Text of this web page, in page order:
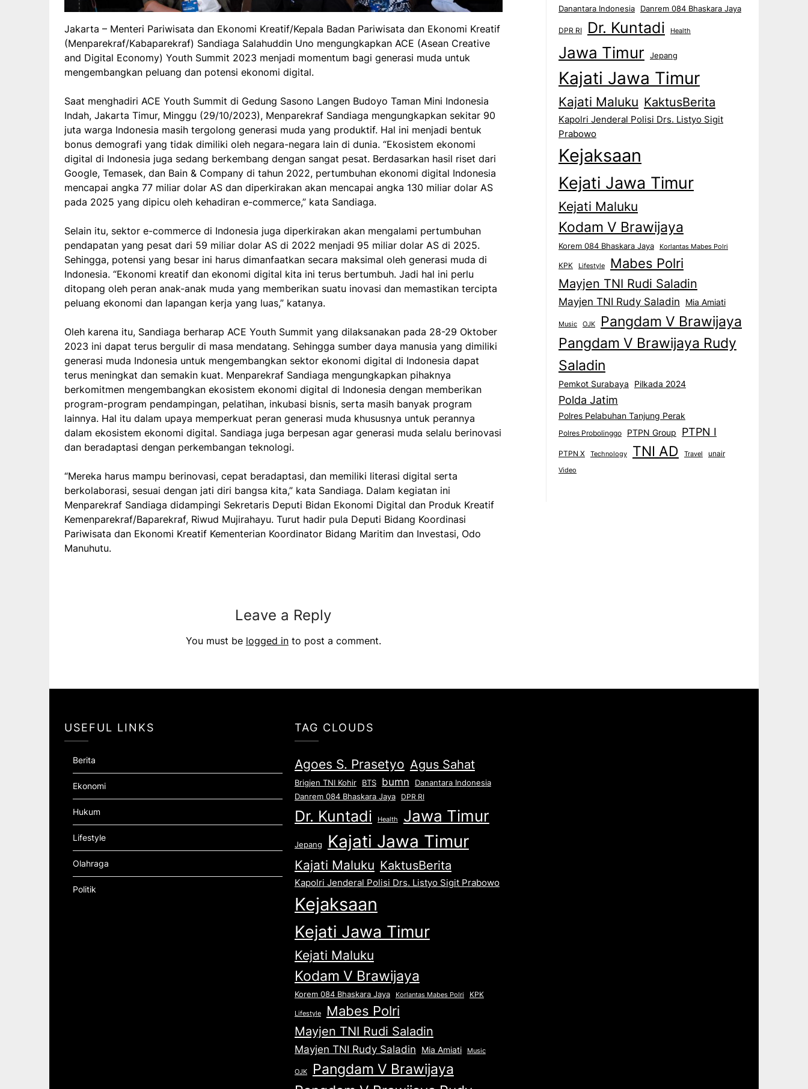
Jakarta – Menteri Pariwisata dan Ekonomi Kreatif/Kepala Badan Pariwisata dan Ekonomi Kreatif
(Menparekraf/Kabaparekraf) Sandiaga Salahuddin Uno mengungkapkan ACE (Asean Creative
and Digital Economy) Youth Summit 2023 menjadi momentum bagi generasi muda untuk
mengembangkan peluang dan potensi ekonomi digital.
Saat menghadiri ACE Youth Summit di Gedung Sasono Langen Budoyo Taman Mini Indonesia
Indah, Jakarta Timur, Minggu (29/10/2023), Menparekraf Sandiaga mengungkapkan sekitar 90
juta warga Indonesia masih tergolong generasi muda yang produktif. Hal ini menjadi bentuk
bonus demografi yang tidak dimiliki oleh negara-negara lain di dunia. “Ekosistem ekonomi
digital di Indonesia juga sedang berkembang dengan sangat pesat. Berdasarkan hasil riset dari
Google, Temasek, dan Bain & Company di tahun 2022, pertumbuhan ekonomi digital Indonesia
mencapai angka 77 miliar dolar AS dan diperkirakan akan mencapai angka 130 miliar dolar AS
pada 2025 yang dipicu oleh kehadiran e-commerce,” kata Sandiaga.
Selain itu, sektor e-commerce di Indonesia juga diperkirakan akan mengalami pertumbuhan
pendapatan yang pesat dari 59 miliar dolar AS di 2022 menjadi 95 miliar dolar AS di 2025.
Sehingga, potensi yang besar ini harus dimanfaatkan secara maksimal oleh generasi muda di
Indonesia. “Ekonomi kreatif dan ekonomi digital kita ini terus bertumbuh. Jadi hal ini perlu
ditopang oleh peran anak-anak muda yang memberikan suatu inovasi dan memastikan tercipta
peluang ekonomi dan lapangan kerja yang luas,” katanya.
Oleh karena itu, Sandiaga berharap ACE Youth Summit yang dilaksanakan pada 28-29 Oktober
2023 ini dapat terus bergulir di masa mendatang. Sehingga sumber daya manusia yang dimiliki
generasi muda Indonesia untuk mengembangkan sektor ekonomi digital di Indonesia dapat
terus meningkat dan semakin kuat. Menparekraf Sandiaga mengungkapkan pihaknya
berkomitmen mengembangkan ekosistem ekonomi digital di Indonesia dengan memberikan
program-program pendampingan, pelatihan, inkubasi bisnis, serta masih banyak program
lainnya. Hal itu dalam upaya memperkuat peran generasi muda khususnya untuk perannya
dalam ekosistem ekonomi digital. Sandiaga juga berpesan agar generasi muda selalu berinovasi
dan beradaptasi dengan perkembangan teknologi.
“Mereka harus mampu berinovasi, cepat beradaptasi, dan memiliki literasi digital serta
berkolaborasi, sesuai dengan jati diri bangsa kita,” kata Sandiaga. Dalam kegiatan ini
Menparekraf Sandiaga didampingi Sekretaris Deputi Bidan Ekonomi Digital dan Produk Kreatif
Kemenparekraf/Baparekraf, Riwud Mujirahayu. Turut hadir pula Deputi Bidang Koordinasi
Pariwisata dan Ekonomi Kreatif Kementerian Koordinator Bidang Maritim dan Investasi, Odo
Manuhutu.
Leave a Reply
You must be logged into post a comment.
Danantara Indonesia Danrem 084 Bhaskara Jaya
DPR RI Dr. Kuntadi Health
Jawa Timur Jepang
Kajati Jawa Timur
Kajati Maluku KaktusBerita
Kapolri Jenderal Polisi Drs. Listyo Sigit
Prabowo
Kejaksaan
Kejati Jawa Timur
Kejati Maluku
Kodam V Brawijaya
Korem 084 Bhaskara Jaya Korlantas Mabes Polri
KPK Lifestyle Mabes Polri
Mayjen TNI Rudi Saladin
Mayjen TNI Rudy Saladin Mia Amiati
Music OJK Pangdam V Brawijaya
Pangdam V Brawijaya Rudy
Saladin
Pemkot Surabaya Pilkada 2024
Polda Jatim
Polres Pelabuhan Tanjung Perak
Polres Probolinggo PTPN Group PTPN I
PTPN X Technology TNI AD Travel unair
Video
USEFUL LINKS
Berita
Ekonomi
Hukum
Lifestyle
Olahraga
Politik
TAG CLOUDS
Agoes S. Prasetyo Agus Sahat
Brigjen TNI Kohir BTS bumn
Danantara Indonesia
Danrem 084 Bhaskara Jaya
DPR RI
Dr. Kuntadi Health Jawa Timur
Jepang Kajati Jawa Timur
Kajati Maluku KaktusBerita
Kapolri Jenderal Polisi Drs. Listyo Sigit Prabowo
Kejaksaan
Kejati Jawa Timur
Kejati Maluku
Kodam V Brawijaya
Korem 084 Bhaskara Jaya Korlantas Mabes Polri KPK
Lifestyle Mabes Polri
Mayjen TNI Rudi Saladin
Mayjen TNI Rudy Saladin Mia Amiati Music
OJK Pangdam V Brawijaya